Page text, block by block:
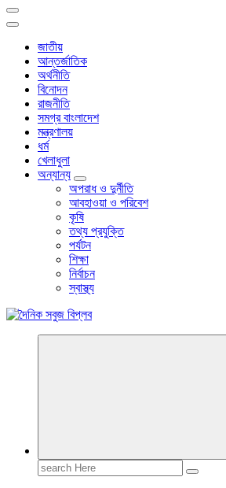
জাতীয়
আন্তর্জাতিক
অর্থনীতি
বিনোদন
রাজনীতি
সমগ্র বাংলাদেশ
মন্ত্রণালয়
ধর্ম
খেলাধুলা
অন্যান্য
অপরাধ ও দুর্নীতি
আবহাওয়া ও পরিবেশ
কৃষি
তথ্য প্রযুক্তি
পর্যটন
শিক্ষা
নির্বাচন
স্বাস্থ্য
বাংলা নিউজ পেপার
Search
for: